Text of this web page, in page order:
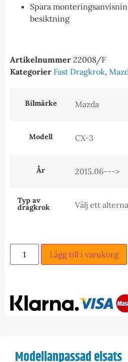
Spara
besiktning
Artikelnummer 22008/F
Kategorier Fast Dragkrok,
Bilmärke
Modell
År
Typ av
dragkrok
Lägg till i varukorg
Modellanpassad elsats